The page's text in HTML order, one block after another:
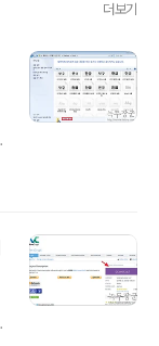
더보기